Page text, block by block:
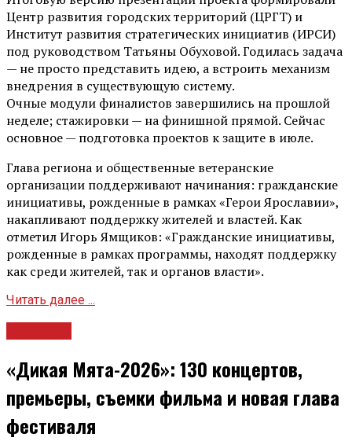
Центр развития городских территорий (ЦРГТ) и
Институт развития стратегических инициатив (ИРСИ)
под руководством Татьяны Обуховой. Годилась задача
— не просто представить идею, а встроить механизм
внедрения в существующую систему.
Очные модули финалистов завершились на прошлой
неделе; стажировки — на финишной прямой. Сейчас
основное — подготовка проектов к защите в июле.
Глава региона и общественные ветеранские
организации поддерживают начинания: гражданские
инициативы, рожденные в рамках «Герои Ярославии»,
накапливают поддержку жителей и властей. Как
отметил Игорь Ямщиков: «Гражданские инициативы,
рожденные в рамках программы, находят поддержку
как среди жителей, так и органов власти».
Читать далее ...
«Дикая Мята-2026»: 130 концертов,
премьеры, съемки фильма и новая глава
фестиваля